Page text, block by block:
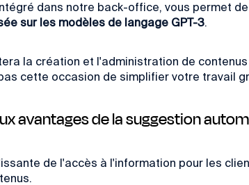
dans notre back-office, vous permet de
sur les modèles de langage GPT-3.
la création et l'administration de
cette occasion de simplifier votre travail
avantages de la suggestion
de l'accès à l'information pour les